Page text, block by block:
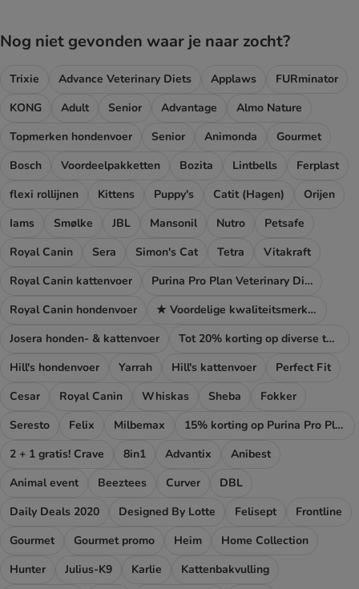
Nog niet gevonden waar je naar zocht?
Trixie Advance Veterinary Diets Applaws
FURminator
KONG
Adult Senior Advantage
Almo Nature
Topmerken hondenvoer
Senior Animonda
Gourmet
Bosch
Voordeelpakketten Bozita Lintbells
Ferplast
flexi rollijnen
Kittens Puppy's Catit (Hagen)
Orijen
Iams
Smølke JBL Mansonil Nutro
Petsafe
Royal Canin
Sera Simon's Cat Tetra
Vitakraft
Royal Canin kattenvoer
Purina Pro Plan Veterinary Diets
Royal Canin hondenvoer
★ Voordelige kwaliteitsmerken
Josera honden- & kattenvoer
Tot 20% korting op diverse topmerken!
Hill's hondenvoer
Yarrah Hill's kattenvoer
Perfect Fit
Cesar
Royal Canin Whiskas Sheba
Fokker
Seresto
Felix Milbemax
15% korting op Purina Pro Plan
2 + 1 gratis! Crave
8in1 Advantix
Anibest
Animal event
Beeztees Curver
DBL
Daily Deals 2020
Designed By Lotte Felisept
Frontline
Gourmet
Gourmet promo Heim
Home Collection
Hunter
Julius-K9 Karlie
Kattenbakvulling